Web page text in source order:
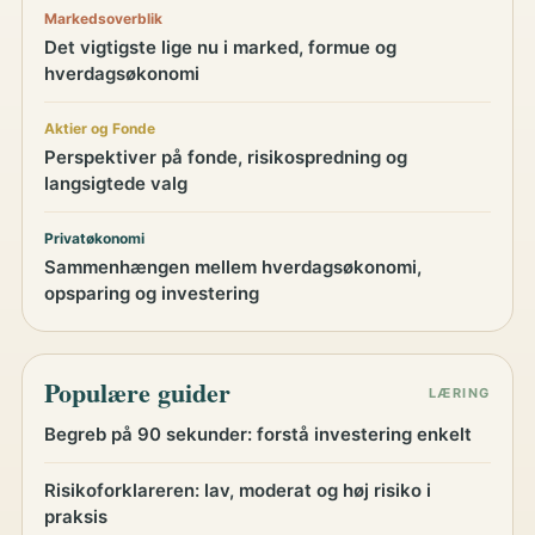
Markedsoverblik
Det vigtigste lige nu i marked, formue og
hverdagsøkonomi
Aktier og Fonde
Perspektiver på fonde, risikospredning og
langsigtede valg
Privatøkonomi
Sammenhængen mellem hverdagsøkonomi,
opsparing og investering
Populære guider LÆRING
Begreb på 90 sekunder: forstå investering enkelt
Risikoforklareren: lav, moderat og høj risiko i
praksis